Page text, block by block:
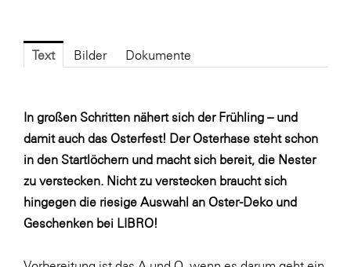
FRoSTA
Gardena
Gas Connect Austria
GBV - Verband gemeinnütziger
Bauvereinigungen
Getzner Werkstoffe
Text Bilder Dokumente
In großen Schritten nähert sich der Frühling – und
damit auch das Osterfest! Der Osterhase steht schon
in den Startlöchern und macht sich bereit, die Nester
zu verstecken. Nicht zu verstecken braucht sich
hingegen die riesige Auswahl an Oster-Deko und
Geschenken bei LIBRO!